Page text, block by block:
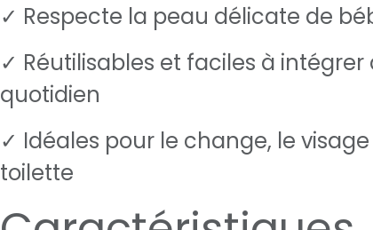
✓ Respecte la peau délicate de
✓ Réutilisables et faciles à intégrer
quotidien
✓ Idéales pour le change, le
toilette